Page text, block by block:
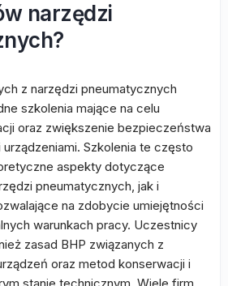
narzędzi
z narzędzi pneumatycznych
szkolenia mające na celu
oraz zwiększenie bezpieczeństwa
Szkolenia te często
aspekty dotyczące
pneumatycznych, jak i
na zdobycie umiejętności
warunkach pracy. Uczestnicy
zasad BHP związanych z
oraz metod konserwacji i